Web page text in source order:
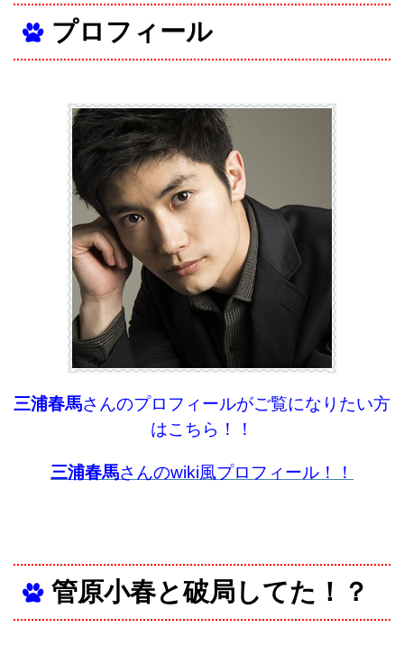
プロフィール
三浦春馬さんのプロフィールがご覧になりたい方
はこちら！！
三浦春馬さんのwiki風プロフィール！！
管原小春と破局してた！？